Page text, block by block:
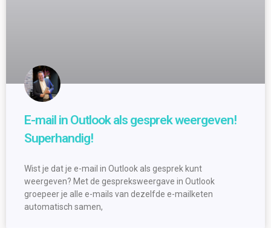
E-mail in Outlook als gesprek weergeven!
Superhandig!
Wist je dat je e-mail in Outlook als gesprek kunt
weergeven? Met de gespreksweergave in Outlook
groepeer je alle e-mails van dezelfde e-mailketen
automatisch samen,